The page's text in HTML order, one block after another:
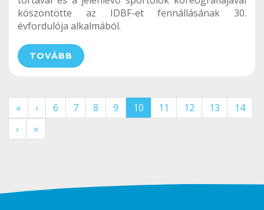
köszöntötte az IDBF-et fennállásának 30.
évfordulója alkalmából.
TOVÁBB
« ‹ 6 7 8 9 10 11 12 13
14
›
»